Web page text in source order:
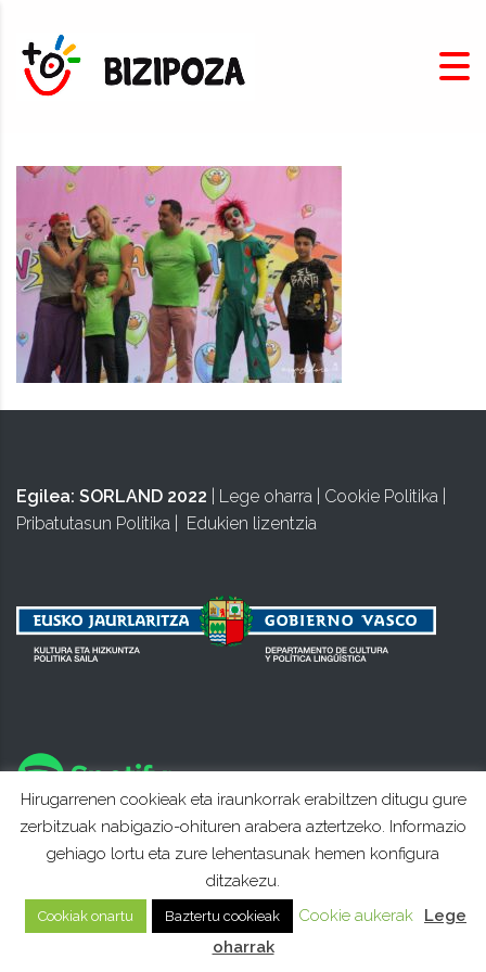
Egilea: SORLAND 2022 Lege oharra Cookie Politika
Pribatutasun Politika
Edukien lizentzia
Hirugarrenen cookieak eta iraunkorrak erabiltzen ditugu gure
zerbitzuak nabigazio-ohituren arabera aztertzeko. Informazio
gehiago lortu eta zure lehentasunak hemen konfigura
ditzakezu.
Cookiak onartu Baztertu cookieak Cookie aukerak
Lege
oharrak